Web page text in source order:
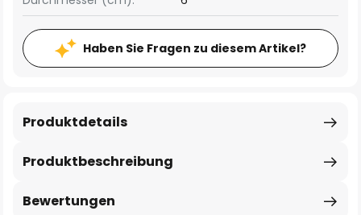
Haben Sie Fragen zu diesem Artikel?
Produktbeschreibung
Produktdetails
Bewertungen